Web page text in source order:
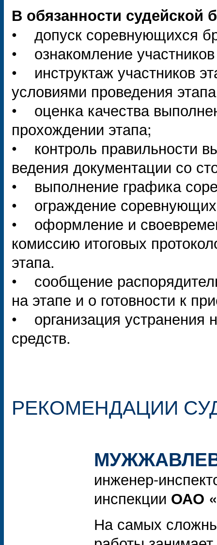
В обязанности судейской
• допуск соревнующихся
• ознакомление
• инструктаж участников
условиями проведения
• оценка качества
прохождении этапа;
• контроль правильности
ведения документации со
• выполнение графика
• ограждение
• оформление и
комиссию итоговых
этапа.
• сообщение
на этапе и о готовности к
• организация устранения
средств.
РЕКОМЕНДАЦИИ
МУЖЖАВЛЕВ
инженер-
инспекции ОАО
На самых